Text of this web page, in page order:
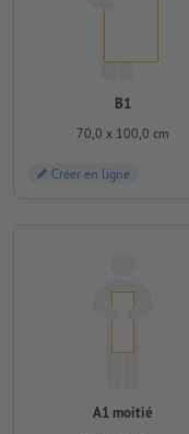
B1
70,0 x 100,0 cm
Créer en ligne
A1 moitié